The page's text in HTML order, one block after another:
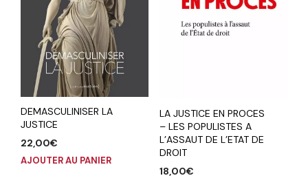
DEMASCULINISER LA
JUSTICE
22,00€
AJOUTER AU PANIER
LA JUSTICE EN PROCES
– LES POPULISTES A
L’ASSAUT DE L’ETAT DE
DROIT
18,00€